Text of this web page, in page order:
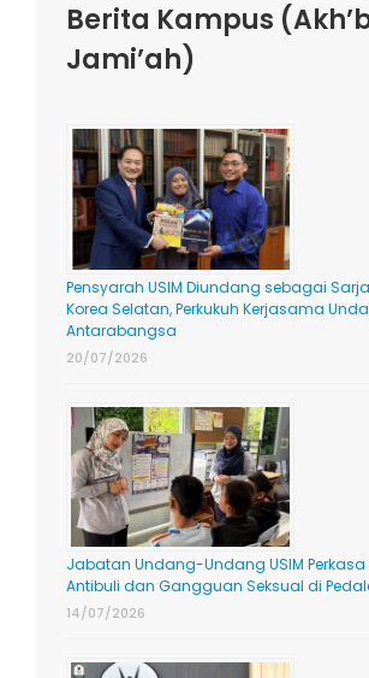
Berita Kampus
Jami’ah)
Pensyarah USIM Diundang sebagai
Korea Selatan, Perkukuh Kerjasama
Antarabangsa
20/07/2026
Jabatan Undang-Undang USIM Perkasa
Antibuli dan Gangguan Seksual di
14/07/2026